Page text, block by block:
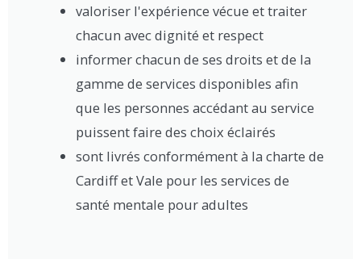
valoriser l'expérience vécue et traiter
chacun avec dignité et respect
informer chacun de ses droits et de la
gamme de services disponibles afin
que les personnes accédant au service
puissent faire des choix éclairés
sont livrés conformément à la charte de
Cardiff et Vale pour les services de
santé mentale pour adultes